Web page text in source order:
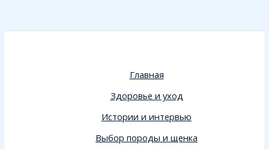
Главная
Здоровье и уход
Истории и интервью
Выбор породы и щенка